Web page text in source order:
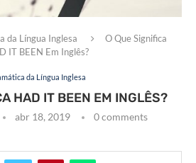
da Língua Inglesa
O Que Significa
IT BEEN Em Inglês?
da Língua Inglesa
HAD IT BEEN EM INGLÊS?
abr 18, 2019 0 comments